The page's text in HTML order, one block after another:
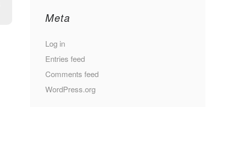
Meta
Log in
Entries feed
Comments feed
WordPress.org